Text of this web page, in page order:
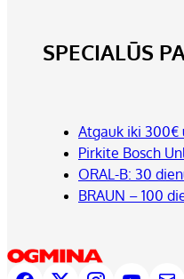
SPECIALŪS
Atgauk iki 300€
Pirkite Bosch
ORAL-B: 30
BRAUN – 100